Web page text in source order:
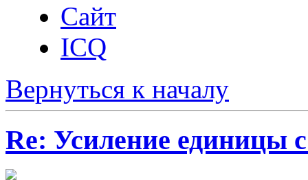
Сайт
ICQ
Вернуться к началу
Re: Усиление единицы